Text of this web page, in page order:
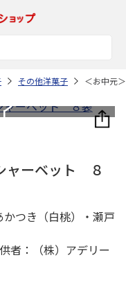
その他洋菓子 ＜お中元
ャーベット ８
つき（白桃）・瀬戸
：（株）アデリー